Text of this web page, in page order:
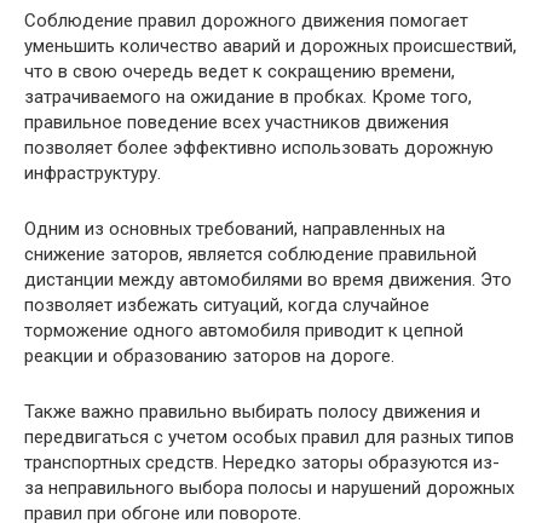
Соблюдение правил дорожного движения помогает
уменьшить количество аварий и дорожных происшествий,
что в свою очередь ведет к сокращению времени,
затрачиваемого на ожидание в пробках. Кроме того,
правильное поведение всех участников движения
позволяет более эффективно использовать дорожную
инфраструктуру.
Одним из основных требований, направленных на
снижение заторов, является соблюдение правильной
дистанции между автомобилями во время движения. Это
позволяет избежать ситуаций, когда случайное
торможение одного автомобиля приводит к цепной
реакции и образованию заторов на дороге.
Также важно правильно выбирать полосу движения и
передвигаться с учетом особых правил для разных типов
транспортных средств. Нередко заторы образуются из-
за неправильного выбора полосы и нарушений дорожных
правил при обгоне или повороте.